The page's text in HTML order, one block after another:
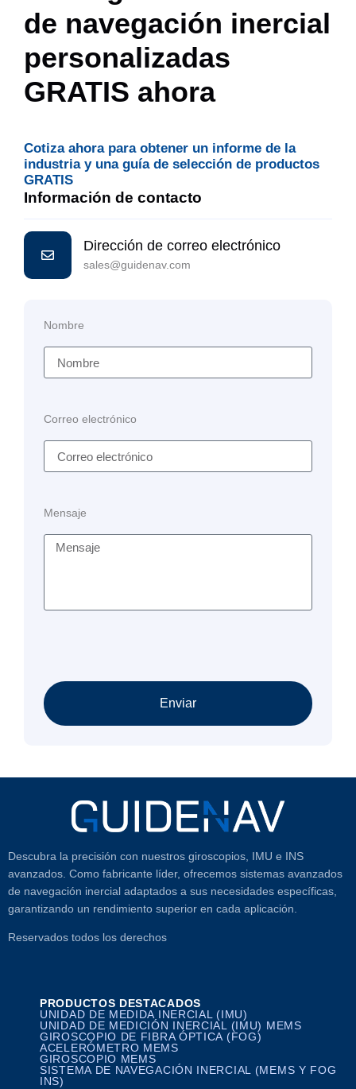
de navegación inercial
personalizadas
GRATIS ahora
Cotiza ahora para obtener un informe de la
industria y una guía de selección de productos
GRATIS
Información de contacto
Dirección de correo electrónico
sales@guidenav.com
Nombre
Correo electrónico
Mensaje
Enviar
Descubra la precisión con nuestros giroscopios, IMU e INS
avanzados. Como fabricante líder, ofrecemos sistemas avanzados
de navegación inercial adaptados a sus necesidades específicas,
garantizando un rendimiento superior en cada aplicación.
Reservados todos los derechos
PRODUCTOS DESTACADOS
UNIDAD DE MEDIDA INERCIAL (IMU)
UNIDAD DE MEDICIÓN INERCIAL (IMU) MEMS
GIROSCOPIO DE FIBRA ÓPTICA (FOG)
ACELERÓMETRO MEMS
GIROSCOPIO MEMS
SISTEMA DE NAVEGACIÓN INERCIAL (MEMS Y FOG
INS)